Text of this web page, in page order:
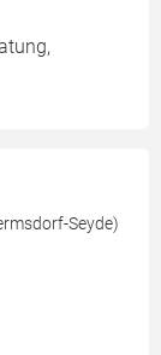
Seyde)